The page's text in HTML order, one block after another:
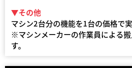
▼その他
マシン2台分の機能を1台の価格で
※マシンメーカーの作業員による
す。